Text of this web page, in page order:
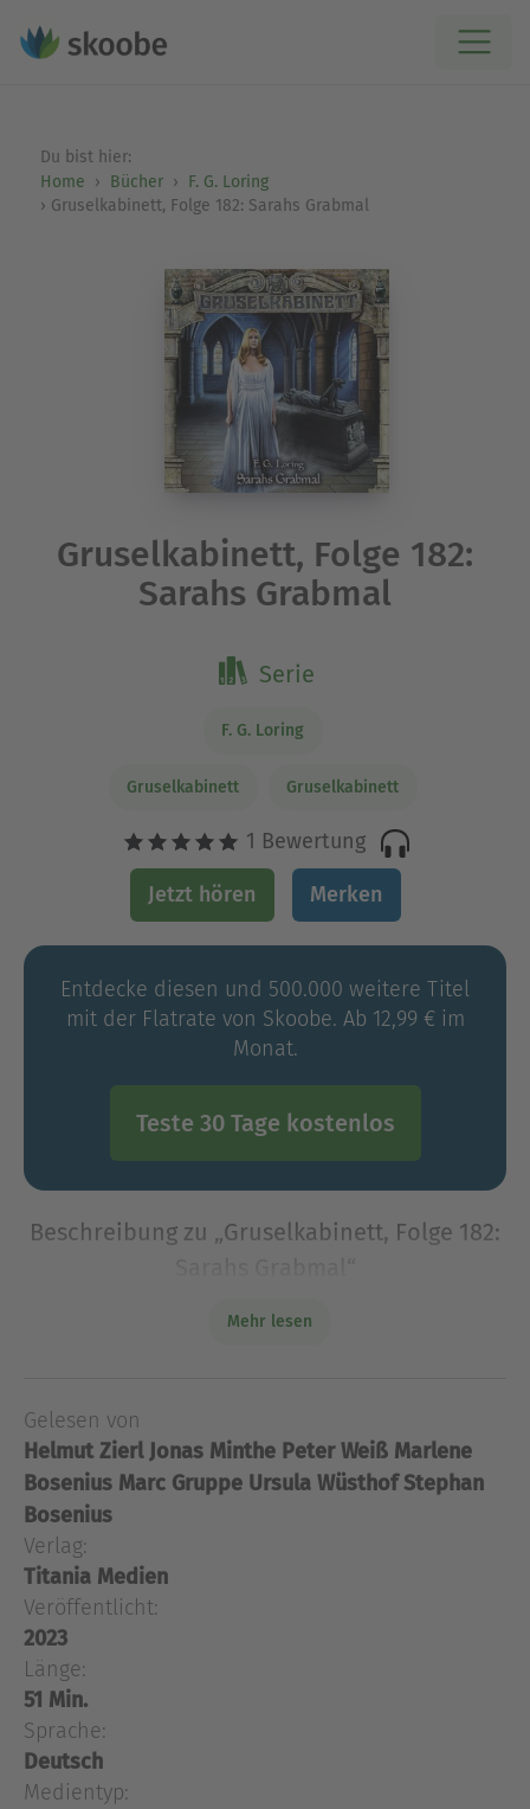
Du bist hier:
Home
Bücher
F. G. Loring
Gruselkabinett, Folge 182: Sarahs Grabmal
Gruselkabinett, Folge 182:
Sarahs Grabmal
Serie
F. G. Loring
Gruselkabinett Gruselkabinett
1 Bewertung
Jetzt hören Merken
Entdecke diesen und 500.000 weitere Titel
mit der Flatrate von Skoobe. Ab 12,99 € im
Monat.
Teste 30 Tage kostenlos
Beschreibung zu „Gruselkabinett, Folge 182:
Hagarstone 1841: Entgegen der eingravierten
Restaurateure damit, das Grabma
Hagarstone 1841: Entgegen der eingravierten
Warnung auf einer pompösen Grabplatte, die
Totenruhe der dort Bestatteten keinesfalls zu
stören, beginnt eine Gruppe Kirchen-
Restaurateure damit, das Grabmal innerhalb des
Gotteshauses zu versetzen. Ein bestialisch
stinkender Nebel und das nächtliche Geheul
eines Hundes sind die unheimlichen Folgen. Bald
bemerken die Männer, dass der Leichnam in der
Ruhestätte von Tag zu Tag frischer auf sie wirkt ...
Mehr lesen
Gelesen von
Helmut Zierl Jonas Minthe Peter Weiß Marlene
Bosenius Marc Gruppe Ursula Wüsthof Stephan
Bosenius
Verlag:
Titania Medien
Veröffentlicht:
2023
Länge:
51 Min.
Sprache:
Deutsch
Medientyp: